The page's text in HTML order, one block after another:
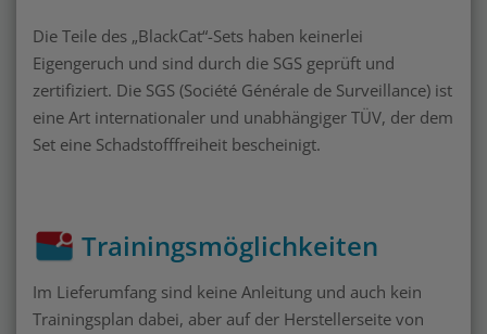
Die Teile des „BlackCat“-Sets haben keinerlei
Eigengeruch und sind durch die SGS geprüft und
zertifiziert. Die SGS (Société Générale de Surveillance) ist
eine Art internationaler und unabhängiger TÜV, der dem
Set eine Schadstofffreiheit bescheinigt.
Trainingsmöglichkeiten
Im Lieferumfang sind keine Anleitung und auch kein
Trainingsplan dabei, aber auf der Herstellerseite von